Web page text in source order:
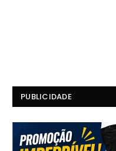
PUBLICIDADE